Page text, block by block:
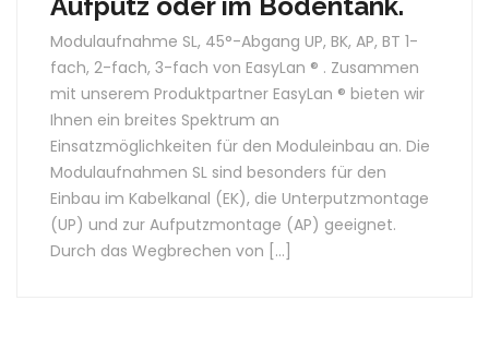
Modulaufnahme SL, 45°-Abgang UP, BK, AP, BT 1-
fach, 2-fach, 3-fach von EasyLan ® . Zusammen
mit unserem Produktpartner EasyLan ® bieten wir
Ihnen ein breites Spektrum an
Einsatzmöglichkeiten für den Moduleinbau an. Die
Modulaufnahmen SL sind besonders für den
Einbau im Kabelkanal (EK), die Unterputzmontage
(UP) und zur Aufputzmontage (AP) geeignet.
Durch das Wegbrechen von […]